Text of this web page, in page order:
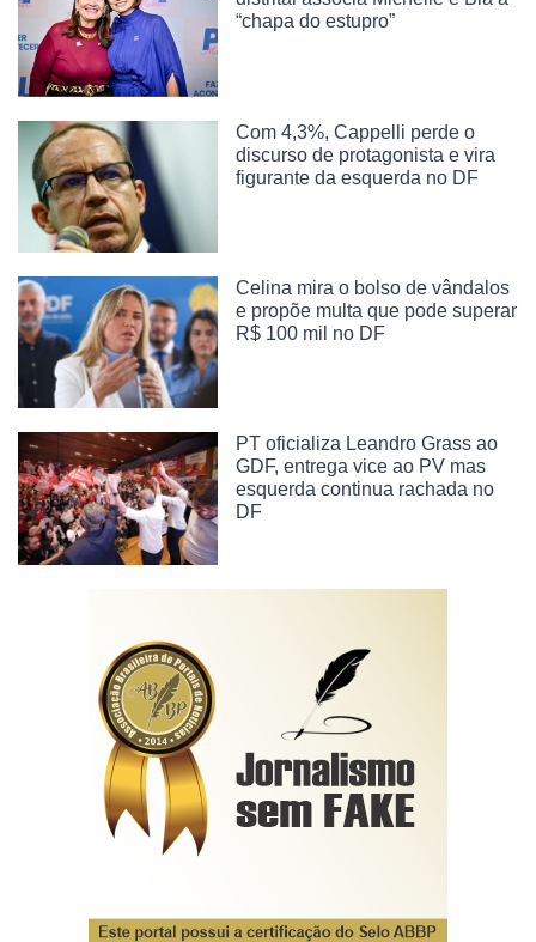
“chapa do estupro”
Com 4,3%, Cappelli perde o
discurso de protagonista e vira
figurante da esquerda no DF
Celina mira o bolso de vândalos
e propõe multa que pode superar
R$ 100 mil no DF
PT oficializa Leandro Grass ao
GDF, entrega vice ao PV mas
esquerda continua rachada no
DF